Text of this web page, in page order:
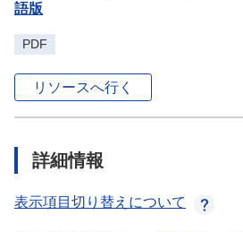
語版
PDF
リソースへ行く
詳細情報
表示項目切り替えについて